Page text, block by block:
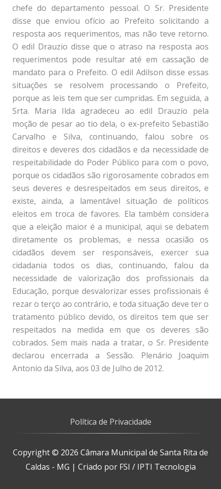
Política de Privacidade
Copyright © 2026 Câmara Municipal de Santa Rita de
Caldas - MG | Criado por FSI / IPTI Tecnologia